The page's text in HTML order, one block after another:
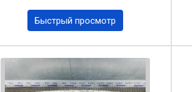
Быстрый просмотр